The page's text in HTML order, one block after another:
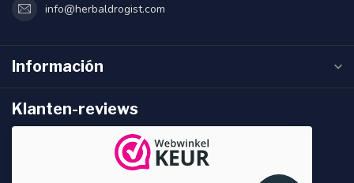
info@herbaldrogist.com
Información
Klanten-reviews